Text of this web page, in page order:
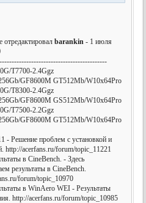
отредактировалbarankin - 1 июля
T7700-2.4Ggz
GF8600M GT512Mb/W10x64Pro
T8300-2.4Ggz
GF8600M GS512Mb/W10x64Pro
T7500-2.2Ggz
GF8600M GT512Mb/W10x64Pro
- Решение проблем с установкой и
http://acerfans.ru/forum/topic_11221
в CineBench. - Здесь
результаты в CineBench.
forum/topic_10970
в WinAero WEI - Результаты
http://acerfans.ru/forum/topic_10985